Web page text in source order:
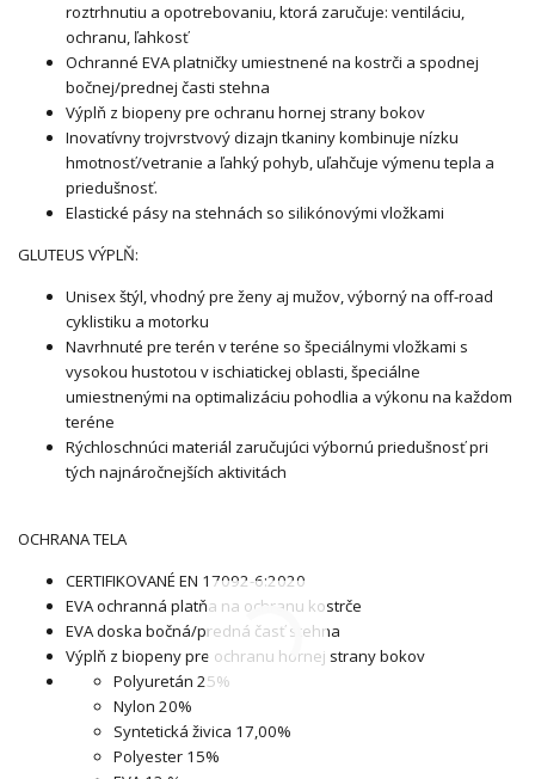
roztrhnutiu a opotrebovaniu, ktorá zaručuje: ventiláciu,
ochranu, ľahkosť
Ochranné EVA platničky umiestnené na kostrči a spodnej
bočnej/prednej časti stehna
Výplň z biopeny pre ochranu hornej strany bokov
Inovatívny trojvrstvový dizajn tkaniny kombinuje nízku
hmotnosť/vetranie a ľahký pohyb, uľahčuje výmenu tepla a
priedušnosť.
Elastické pásy na stehnách so silikónovými vložkami
GLUTEUS VÝPLŇ:
Unisex štýl, vhodný pre ženy aj mužov, výborný na off-road
cyklistiku a motorku
Navrhnuté pre terén v teréne so špeciálnymi vložkami s
vysokou hustotou v ischiatickej oblasti, špeciálne
umiestnenými na optimalizáciu pohodlia a výkonu na každom
teréne
Rýchloschnúci materiál zaručujúci výbornú priedušnosť pri
tých najnáročnejších aktivitách
OCHRANA TELA
CERTIFIKOVANÉ EN 17092-6:2020
EVA ochranná platňa na ochranu kostrče
EVA doska bočná/predná časť stehna
Výplň z biopeny pre ochranu hornej strany bokov
Polyuretán 25%
Nylon 20%
Syntetická živica 17,00%
Polyester 15%